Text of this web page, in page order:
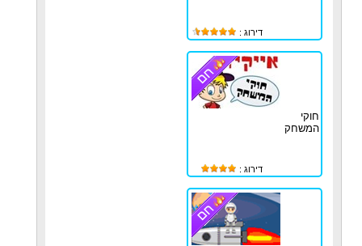
דירוג :
חוקי
המשחק
דירוג :